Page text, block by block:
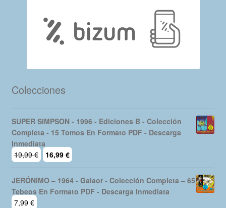
Colecciones
SUPER SIMPSON - 1996 - Ediciones B - Colección
Completa - 15 Tomos En Formato PDF - Descarga
Inmediata
19,99€
El
precio
original
era:
16,99 €
actual
JERÓNIMO – 1964 - Galaor - Colección Completa – 65
Tebeos En Formato PDF - Descarga Inmediata
7,99 €